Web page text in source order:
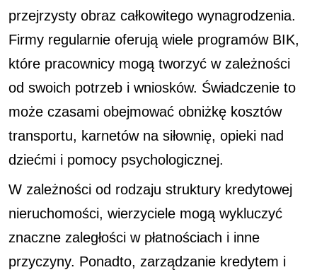
przejrzysty obraz całkowitego wynagrodzenia.
Firmy regularnie oferują wiele programów BIK,
które pracownicy mogą tworzyć w zależności
od swoich potrzeb i wniosków. Świadczenie to
może czasami obejmować obniżkę kosztów
transportu, karnetów na siłownię, opieki nad
dziećmi i pomocy psychologicznej.
W zależności od rodzaju struktury kredytowej
nieruchomości, wierzyciele mogą wykluczyć
znaczne zaległości w płatnościach i inne
przyczyny. Ponadto, zarządzanie kredytem i